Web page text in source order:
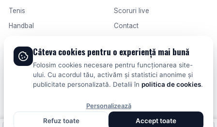
Tenis
Handbal
Formula 1
Fotbal intern
Fotbal extern
Scoruri live
Contact
Termeni și condiții
© 2026 DOLCESPORT. TOATE DREPTURILE REZERVATE.
Câteva cookies pentru o experiență mai bună
Folosim cookies necesare pentru funcționarea site-
ului. Cu acordul tău, activăm și statistici anonime și
publicitate personalizată. Detalii în politica de cookies.
Personalizează
Refuz toate
Accept toate